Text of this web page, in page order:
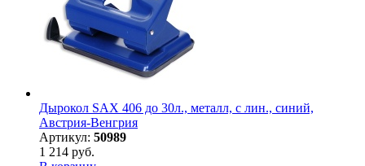
Дырокол SAX 406 до 30л., металл, с лин., синий,
Австрия-Венгрия
Артикул: 50989
1 214 руб.